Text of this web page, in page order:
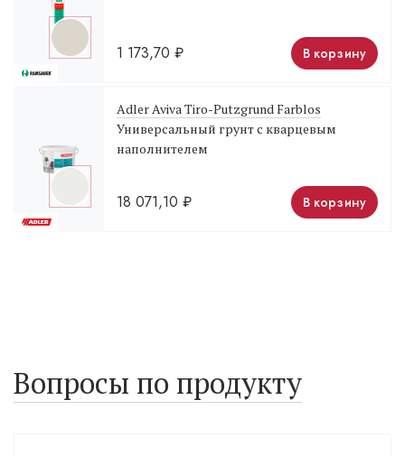
1 173,70 ₽ В корзину
Adler Aviva Tiro-Putzgrund Farblos
Универсальный грунт с кварцевым
наполнителем
18 071,10 ₽ В корзину
Вопросы по продукту